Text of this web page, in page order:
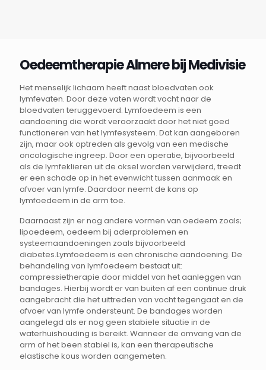
Oedeemtherapie Almere bij Medivisie
Het menselijk lichaam heeft naast bloedvaten ook
lymfevaten. Door deze vaten wordt vocht naar de
bloedvaten teruggevoerd. Lymfoedeem is een
aandoening die wordt veroorzaakt door het niet goed
functioneren van het lymfesysteem. Dat kan aangeboren
zijn, maar ook optreden als gevolg van een medische
oncologische ingreep. Door een operatie, bijvoorbeeld
als de lymfeklieren uit de oksel worden verwijderd, treedt
er een schade op in het evenwicht tussen aanmaak en
afvoer van lymfe. Daardoor neemt de kans op
lymfoedeem in de arm toe.
Daarnaast zijn er nog andere vormen van oedeem zoals;
lipoedeem, oedeem bij aderproblemen en
systeemaandoeningen zoals bijvoorbeeld
diabetes.Lymfoedeem is een chronische aandoening. De
behandeling van lymfoedeem bestaat uit:
compressietherapie door middel van het aanleggen van
bandages. Hierbij wordt er van buiten af een continue druk
aangebracht die het uittreden van vocht tegengaat en de
afvoer van lymfe ondersteunt. De bandages worden
aangelegd als er nog geen stabiele situatie in de
waterhuishouding is bereikt. Wanneer de omvang van de
arm of het been stabiel is, kan een therapeutische
elastische kous worden aangemeten.